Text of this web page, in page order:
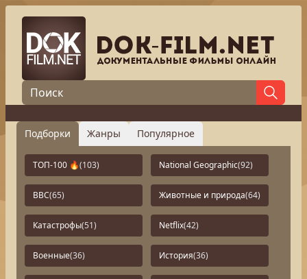
Подборки Жанры Популярное
ТОП-100 🔥(103) National Geographic(92)
BBC(65) Животные и природа(64)
Катастрофы(51) Netflix(42)
Военные(36) История(36)